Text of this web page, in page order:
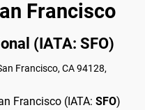
Francisco
(IATA: SFO)
Francisco, CA 94128,
Francisco (IATA: SFO)